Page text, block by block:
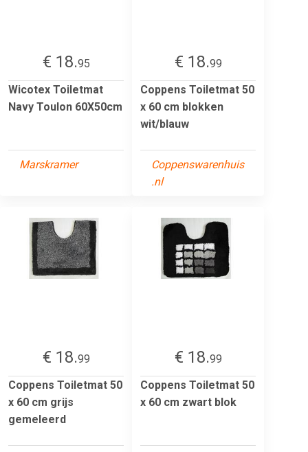
€ 18.95
Wicotex Toiletmat
Navy Toulon 60X50cm
Marskramer
€ 18.99
Coppens Toiletmat 50
x 60 cm blokken
wit/blauw
Coppenswarenhuis
.nl
€ 18.99
Coppens Toiletmat 50
x 60 cm grijs
gemeleerd
€ 18.99
Coppens Toiletmat 50
x 60 cm zwart blok